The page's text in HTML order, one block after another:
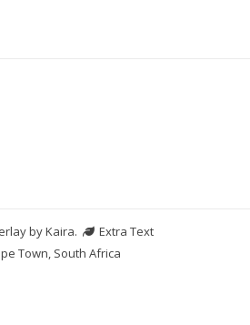
byKaira.
Extra Text
Town, South Africa